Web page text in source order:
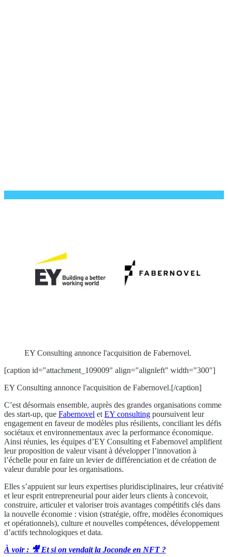
EY Consulting annonce l'acquisition de Fabernovel.
[caption id="attachment_109009" align="alignleft" width="300"]
EY Consulting annonce l'acquisition de Fabernovel.[/caption]
C’est désormais ensemble, auprès des grandes organisations comme
des start-up, que Fabernovel et EY consulting poursuivent leur
engagement en faveur de modèles plus résilients, conciliant les défis
sociétaux et environnementaux avec la performance économique.
Ainsi réunies, les équipes d’EY Consulting et Fabernovel amplifient
leur proposition de valeur visant à développer l’innovation à
l’échelle pour en faire un levier de différenciation et de création de
valeur durable pour les organisations.
Elles s’appuient sur leurs expertises pluridisciplinaires, leur créativité
et leur esprit entrepreneurial pour aider leurs clients à concevoir,
construire, articuler et valoriser trois avantages compétitifs clés dans
la nouvelle économie : vision (stratégie, offre, modèles économiques
et opérationnels), culture et nouvelles compétences, développement
d’actifs technologiques et data.
À voir : 🎥 Et si on vendait la Joconde en NFT ?